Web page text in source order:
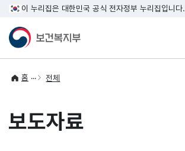
이 누리집은 대한민국 공식 전자정부 누리집입니다.
홈 전체
보도자료